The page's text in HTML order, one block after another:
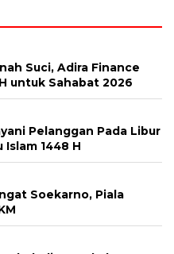
Suci, Adira Finance
untuk Sahabat 2026
Pelanggan Pada Libur
1448 H
Soekarno, Piala